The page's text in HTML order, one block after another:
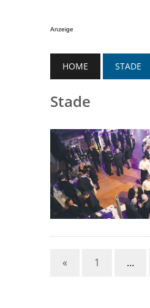
Anzeige
HOME STADE
Stade
« 1 …